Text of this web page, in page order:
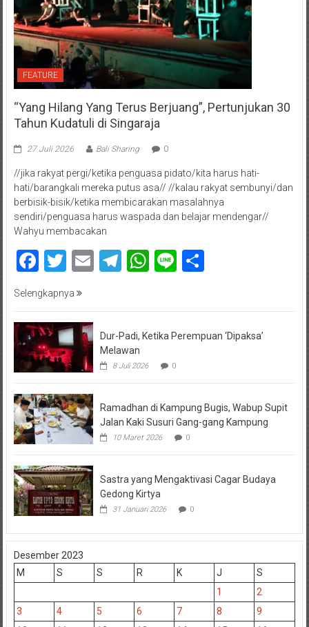
FEATURE
“Yang Hilang Yang Terus Berjuang”, Pertunjukan 30
Tahun Kudatuli di Singaraja
27 Juli 2026 Bali Sharing 0
//jika rakyat pergi/ketika penguasa pidato/kita harus hati-
hati/barangkali mereka putus asa// //kalau rakyat sembunyi/dan
berbisik-bisik/ketika membicarakan masalahnya
sendiri/penguasa harus waspada dan belajar mendengar//
Wahyu membacakan
Facebook
Twitter
EmailTelegram
WhatsApp
LineShare
Selengkapnya
Dur-Padi, Ketika Perempuan ‘Dipaksa’
Melawan
8 Juli 2026 0
Ramadhan di Kampung Bugis, Wabup Supit
Jalan Kaki Susuri Gang-gang Kampung
10 Maret 2026 0
Sastra yang Mengaktivasi Cagar Budaya
Gedong Kirtya
31 Januari 2026 0
Desember 2023
M
S S R K J
S
1
2
3
4 5 6 7 8
9